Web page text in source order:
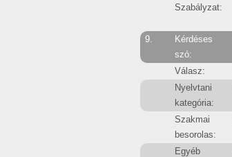
Szabályzat:
9.
Kérdéses
szó:
Válasz:
Nyelvtani
kategória:
Szakmai
besorolas:
Egyéb